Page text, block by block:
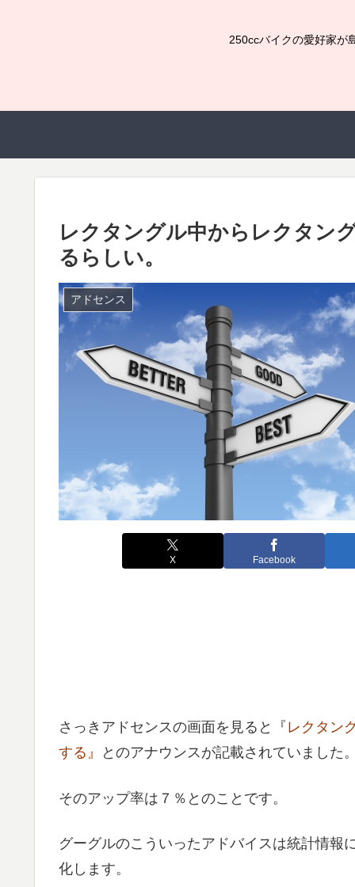
250ccバイクの愛好家が
レクタングル中からレクタン
るらしい。
アドセンス
X Facebook
さっきアドセンスの画面を見ると『 レクタン
する』
とのアナウンスが記載されていました。
そのアップ率は７％とのことです。
グーグルのこういったアドバイスは統計情報
化します。